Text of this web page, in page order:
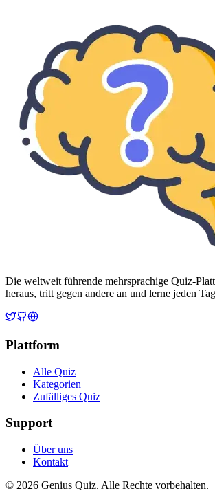
Die weltweit führende mehrsprachige Quiz-
heraus, tritt gegen andere an und lerne jeden
Plattform
Alle Quiz
Kategorien
Zufälliges Quiz
Support
Über uns
Kontakt
© 2026 Genius Quiz. Alle Rechte vorbehalten.